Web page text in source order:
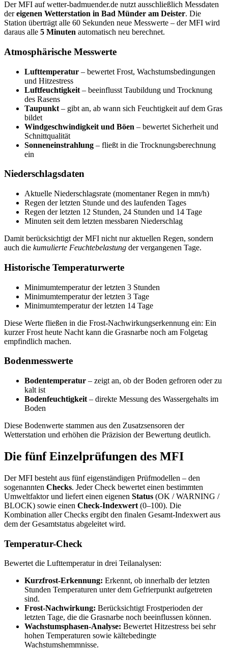
Der MFI auf wetter-badmuender.de nutzt ausschließlich Messdaten
dereigenen Wetterstation in Bad Münder am Deister. Die
Station überträgt alle 60 Sekunden neue Messwerte – der MFI wird
daraus alle 5 Minuten automatisch neu berechnet.
Atmosphärische Messwerte
Lufttemperatur – bewertet Frost, Wachstumsbedingungen
und Hitzestress
Luftfeuchtigkeit – beeinflusst Taubildung und Trocknung
des Rasens
Taupunkt – gibt an, ab wann sich Feuchtigkeit auf dem Gras
bildet
Windgeschwindigkeit und Böen – bewertet Sicherheit und
Schnittqualität
Sonneneinstrahlung – fließt in die Trocknungsberechnung
ein
Niederschlagsdaten
Aktuelle Niederschlagsrate (momentaner Regen in mm/h)
Regen der letzten Stunde und des laufenden Tages
Regen der letzten 12 Stunden, 24 Stunden und 14 Tage
Minuten seit dem letzten messbaren Niederschlag
Damit berücksichtigt der MFI nicht nur aktuellen Regen, sondern
auch die kumulierte Feuchtebelastung der vergangenen Tage.
Historische Temperaturwerte
Minimumtemperatur der letzten 3 Stunden
Minimumtemperatur der letzten 3 Tage
Minimumtemperatur der letzten 14 Tage
Diese Werte fließen in die Frost-Nachwirkungserkennung ein: Ein
kurzer Frost heute Nacht kann die Grasnarbe noch am Folgetag
empfindlich machen.
Bodenmesswerte
Bodentemperatur – zeigt an, ob der Boden gefroren oder zu
kalt ist
Bodenfeuchtigkeit – direkte Messung des Wassergehalts im
Boden
Diese Bodenwerte stammen aus den Zusatzsensoren der
Wetterstation und erhöhen die Präzision der Bewertung deutlich.
Die fünf Einzelprüfungen des MFI
Der MFI besteht aus fünf eigenständigen Prüfmodellen – den
sogenannten Checks. Jeder Check bewertet einen bestimmten
Umweltfaktor und liefert einen eigenen Status (OK / WARNING /
BLOCK) sowie einen Check-Indexwert (0–100). Die
Kombination aller Checks ergibt den finalen Gesamt-Indexwert aus
dem der Gesamtstatus abgeleitet wird.
Temperatur-Check
Bewertet die Lufttemperatur in drei Teilanalysen:
Kurzfrost-Erkennung: Erkennt, ob innerhalb der letzten
Stunden Temperaturen unter dem Gefrierpunkt aufgetreten
sind.
Frost-Nachwirkung: Berücksichtigt Frostperioden der
letzten Tage, die die Grasnarbe noch beeinflussen können.
Wachstumsphasen-Analyse: Bewertet Hitzestress bei sehr
hohen Temperaturen sowie kältebedingte
Wachstumshemmnisse.